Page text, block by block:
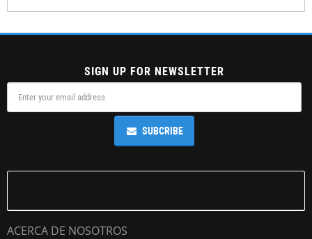
SIGN UP FOR NEWSLETTER
SUBCRIBE
ACERCA DE NOSOTROS